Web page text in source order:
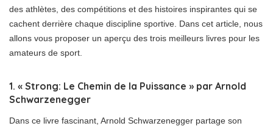
des athlètes, des compétitions et des histoires inspirantes qui se
cachent derrière chaque discipline sportive. Dans cet article, nous
allons vous proposer un aperçu des trois meilleurs livres pour les
amateurs de sport.
1. « Strong: Le Chemin de la Puissance » par Arnold
Schwarzenegger
Dans ce livre fascinant, Arnold Schwarzenegger partage son